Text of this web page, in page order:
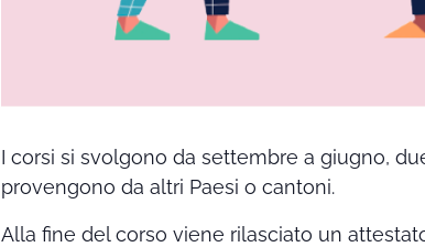
I corsi si svolgono da settembre a giugno,
provengono da altri Paesi o cantoni.
Alla fine del corso viene rilasciato un